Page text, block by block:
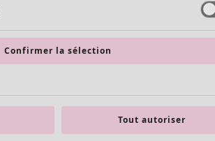
Confirmer la sélection
Tout autoriser